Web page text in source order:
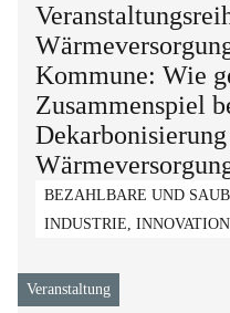
BEZAHLBARE UND
INDUSTRIE,
Kommune: Wie
Zusammenspiel
Veranstaltung